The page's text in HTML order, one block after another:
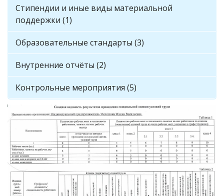
Стипендии и иные виды материальной
поддержки (1)
Образовательные стандарты (3)
Внутренние отчёты (2)
Контрольные мероприятия (5)